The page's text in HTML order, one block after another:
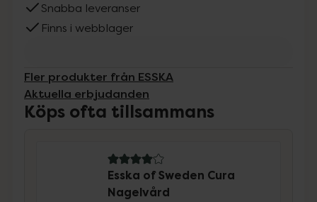
Snabba leveranser
Finns i webblager
Fler produkter från ESSKA
Aktuella erbjudanden
Köps ofta tillsammans
4 av 5 i omdöme
Esska of Sweden Cura
Nagelvård